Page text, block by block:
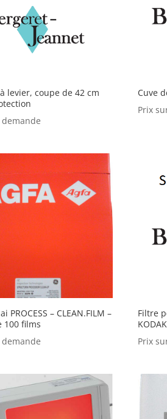
levier, coupe de 42 cm
Cuve
Prix
PROCESS – CLEAN.FILM –
100 films
Filtre
Prix